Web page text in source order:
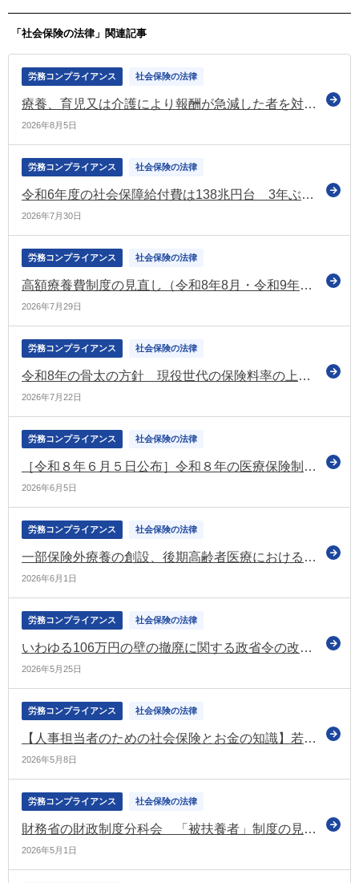
「社会保険の法律」関連記事
労務コンプライアンス 社会保険の法律
療養、育児又は介護により報酬が急減した者を対象とした標準報酬月額の保険者算定の特例 令和9年1月から適用（厚労省）
2026年8月5日
労務コンプライアンス 社会保険の法律
令和6年度の社会保障給付費は138兆円台 3年ぶりの増加で過去2番目の水準（国立社会保障・人口問題研究所）
2026年7月30日
労務コンプライアンス 社会保険の法律
高額療養費制度の見直し（令和8年8月・令和9年8月～）の根拠となる健康保険法施行令等の一部改正政令を官報に公布 厚労省の専用ページも更新
2026年7月29日
労務コンプライアンス 社会保険の法律
令和8年の骨太の方針 現役世代の保険料率の上昇を止め引き下げていく方針などを示す
2026年7月22日
労務コンプライアンス 社会保険の法律
［令和８年６月５日公布］令和８年の医療保険制度改正法
2026年6月5日
労務コンプライアンス 社会保険の法律
一部保険外療養の創設、後期高齢者医療における金融所得の勘案、出産に係る給付体系の見直しなどを盛り込んだ健康保険等の改正法が成立
2026年6月1日
労務コンプライアンス 社会保険の法律
いわゆる106万円の壁の撤廃に関する政省令の改正案について意見募集（パブコメ） 令和8年10月1日施行予定
2026年5月25日
労務コンプライアンス 社会保険の法律
【人事担当者のための社会保険とお金の知識】若いうちに知っておくべき公的年金制度の話
2026年5月8日
労務コンプライアンス 社会保険の法律
財務省の財政制度分科会 「被扶養者」制度の見直すべきなどと提言
2026年5月1日